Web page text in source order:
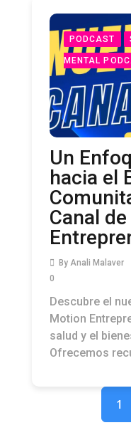
PODCAST
MENTAL
Un
hacia el
Canal
By Anali Malaver
0
Descubre el
Motion
salud y el
Ofrecemos
1